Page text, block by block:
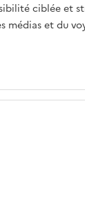
ciblée et
médias et du